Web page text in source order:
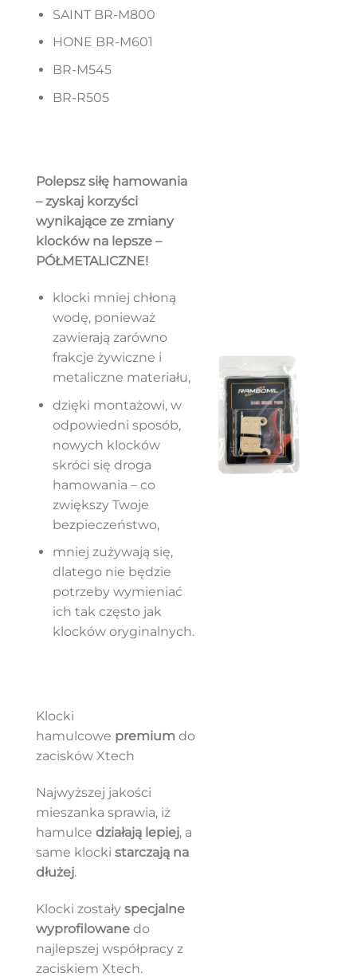
SAINT BR-M800
HONE BR-M601
BR-M545
BR-R505
Polepsz siłę hamowania
– zyskaj korzyści
wynikające ze zmiany
klocków na lepsze –
PÓŁMETALICZNE!
klocki mniej chłoną
wodę, ponieważ
zawierają zarówno
frakcje żywiczne i
metaliczne materiału,
dzięki montażowi, w
odpowiedni sposób,
nowych klocków
skróci się droga
hamowania – co
zwiększy Twoje
bezpieczeństwo,
mniej zużywają się,
dlatego nie będzie
potrzeby wymieniać
ich tak często jak
klocków oryginalnych.
Klocki
hamulcowe premium do
zacisków Xtech
Najwyższej jakości
mieszanka sprawia, iż
hamulce działają lepiej, a
same klocki starczają na
dłużej.
Klocki zostały specjalne
wyprofilowane do
najlepszej współpracy z
zaciskiem Xtech.